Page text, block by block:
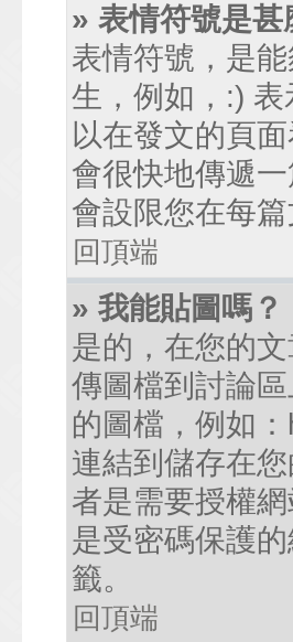
» 表情符號是甚
表情符號，是
生，例如，:)
以在發文的頁
會很快地傳遞
會設限您在每
回頂端
» 我能貼圖嗎？
是的，在您的
傳圖檔到討論
的圖檔，例如
連結到儲存在
者是需要授權
是受密碼保護
籤。
回頂端